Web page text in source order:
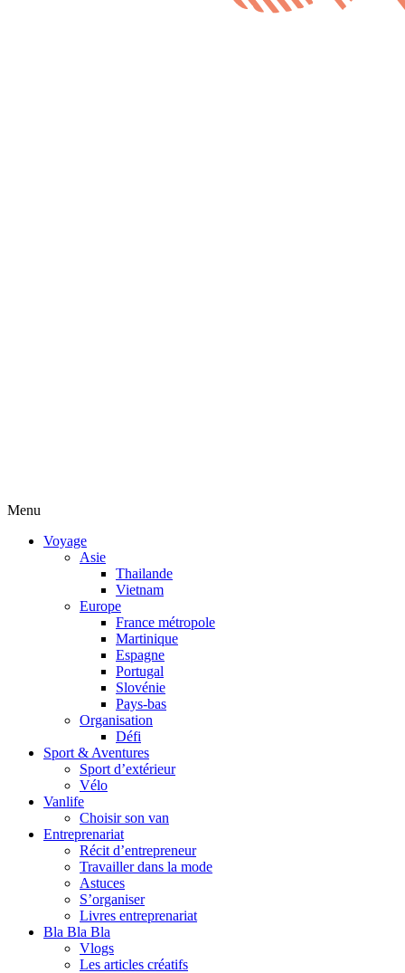
Menu
Voyage
Asie
Thailande
Vietnam
Europe
France métropole
Martinique
Espagne
Portugal
Slovénie
Pays-bas
Organisation
Défi
Sport & Aventures
Sport d’extérieur
Vélo
Vanlife
Choisir son van
Entreprenariat
Récit d’entrepreneur
Travailler dans la mode
Astuces
S’organiser
Livres entreprenariat
Bla Bla Bla
Vlogs
Les articles créatifs